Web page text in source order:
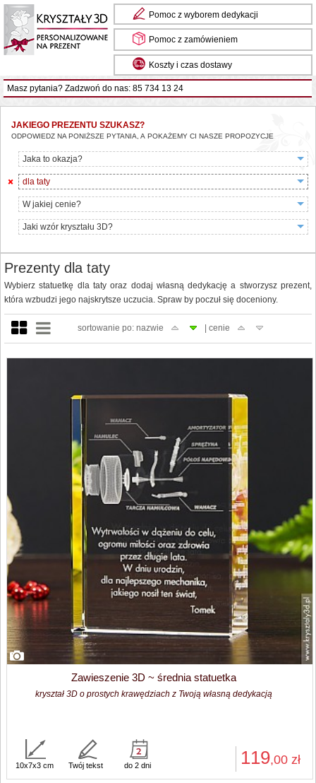
Pomoc z wyborem dedykacji
Pomoc z zamówieniem
Koszty i czas dostawy
Masz pytania? Zadzwoń do nas: 85 734 13 24
JAKIEGO PREZENTU SZUKASZ?
ODPOWIEDZ NA PONIŻSZE PYTANIA, A POKAŻEMY CI NASZE PROPOZYCJE
Jaka to okazja?
dla taty
W jakiej cenie?
Jaki wzór kryształu 3D?
Prezenty dla taty
Wybierz statuetkę dla taty oraz dodaj własną dedykację a stworzysz prezent,
która wzbudzi jego najskrytsze uczucia. Spraw by poczuł się doceniony.
sortowanie po: nazwie | cenie
Zawieszenie 3D ~ średnia statuetka
kryształ 3D o prostych krawędziach z Twoją własną dedykacją
119,00 zł
10x7x3 cm Twój tekst do 2 dni